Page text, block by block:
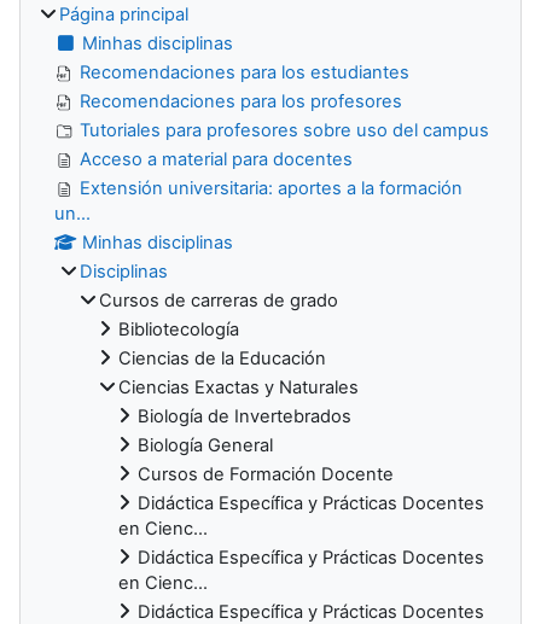
Página principal
Minhas disciplinas
Recomendaciones para los estudiantes
Recomendaciones para los profesores
Tutoriales para profesores sobre uso del campus
Acceso a material para docentes
Extensión universitaria: aportes a la formación
un...
Minhas disciplinas
Disciplinas
Cursos de carreras de grado
Bibliotecología
Ciencias de la Educación
Ciencias Exactas y Naturales
Biología de Invertebrados
Biología General
Cursos de Formación Docente
Didáctica Específica y Prácticas Docentes
en Cienc...
Didáctica Específica y Prácticas Docentes
en Cienc...
Didáctica Específica y Prácticas Docentes